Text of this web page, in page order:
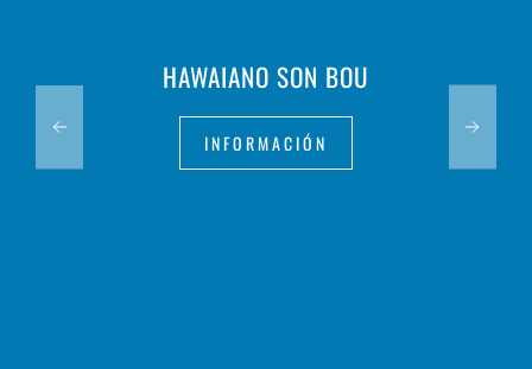
HAWAIANO SON BOU
INFORMACIÓN